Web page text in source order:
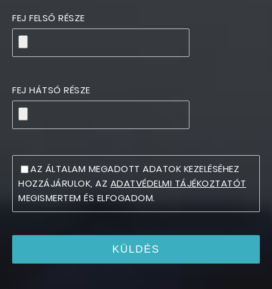
FEJ FELSŐ RÉSZE
FEJ HÁTSÓ RÉSZE
AZ ÁLTALAM MEGADOTT ADATOK KEZELÉSÉHEZ
HOZZÁJÁRULOK, AZ ADATVÉDELMI TÁJÉKOZTATÓT
MEGISMERTEM ÉS ELFOGADOM.